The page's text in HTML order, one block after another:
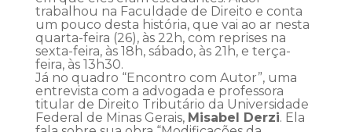
trabalhou na Faculdade de Direito e conta
um pouco desta história, que vai ao ar nesta
quarta-feira (26), às 22h, com reprises na
sexta-feira, às 18h, sábado, às 21h, e terça-
feira, às 13h30.
Já no quadro “Encontro com Autor”, uma
entrevista com a advogada e professora
titular de Direito Tributário da Universidade
Federal de Minas Gerais, Misabel Derzi. Ela